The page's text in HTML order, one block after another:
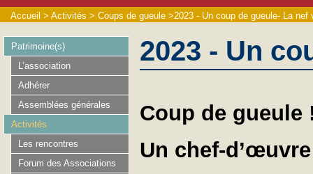
Accueil > Activités > Coups de gueule >2023 - Un coup de gueule- La nef
2023 - Un
Coup de gueule
Un chef-
Patrimoine(s)
L’association
Adhérer
Assemblées générales
Activités
Les rencontres
Forum des Associations